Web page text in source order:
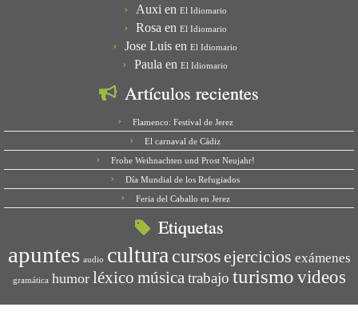
Auxi en El Idiomario
Rosa en El Idiomario
Jose Luis en El Idiomario
Paula en El Idiomario
Artículos recientes
Flamenco: Festival de Jerez
El carnaval de Cádiz
Frohe Weihnachten und Prost Neujahr!
Día Mundial de los Refugiados
Feria del Caballo en Jerez
Etiquetas
apuntes audio cultura cursos ejercicios exámenes
gramática humor léxico música trabajo turismo videos